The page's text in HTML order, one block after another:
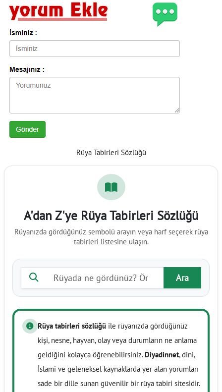
Rüya Tabirleri Sözlüğü
A'dan Z'ye Rüya Tabirleri Sözlüğü
Rüyanızda gördüğünüz sembolü arayın veya harf seçerek rüya
tabirleri listesine ulaşın.
Rüya tabiri ara
Ara
Rüya tabirleri sözlüğü ile rüyanızda gördüğünüz
kişi, nesne, hayvan, olay veya durumların ne anlama
geldiğini kolayca öğrenebilirsiniz. Diyadinnet, dini,
İslami ve geleneksel kaynaklarda yer alan yorumları
sade bir dille sunan güvenilir bir rüya tabiri sitesidir.